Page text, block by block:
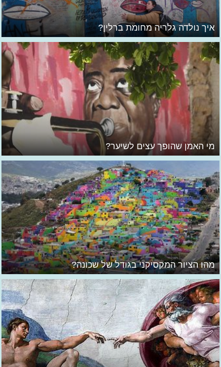
איך נולדה גלריה מחומת ברלין?
מי האמן שהופך עצים לשיער?
מהו הציור המקסיקני בגודל של שכונה?